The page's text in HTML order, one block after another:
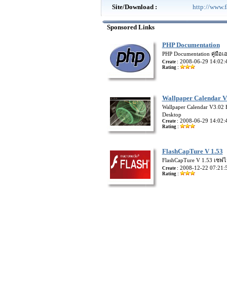
Site/Download :
http://
Sponsored Links
PHP Documentation
PHP Documentation คู่มือ
Create : 2008-06-29
Rating :
Wallpaper Calendar
Wallpaper Calendar V3.02
Desktop
Create : 2008-06-29
Rating :
FlashCapTure V 1.53
FlashCapTure V 1.53 เซฟ
Create : 2008-12-22
Rating :